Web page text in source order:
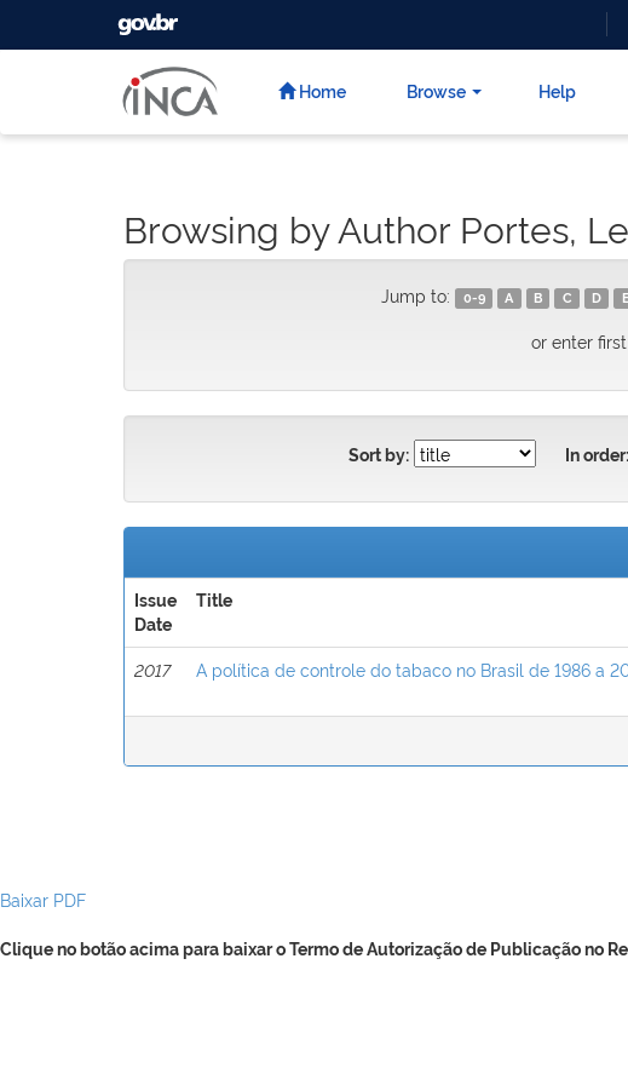
GOVBR
Home Browse Help
Browsing by Author Portes,
Jump to: 0-9 A B C D E
or enter
Sort by: In order:
Issue
Date
Title
2017 A política de controle do tabaco no Brasil de 1986 a
Baixar PDF
Clique no botão acima para baixar o Termo de Autorização de Publicação no